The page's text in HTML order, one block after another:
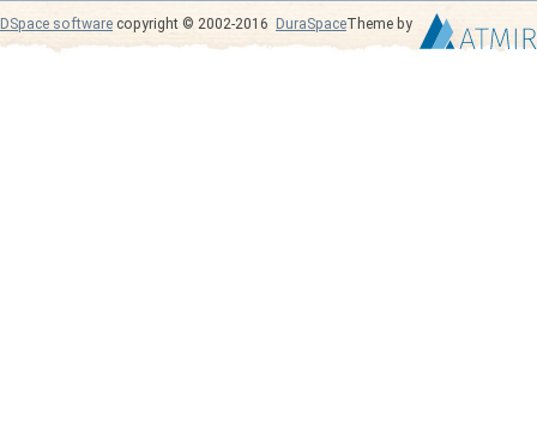
DSpace software copyright © 2002-2016 DuraSpaceTheme by